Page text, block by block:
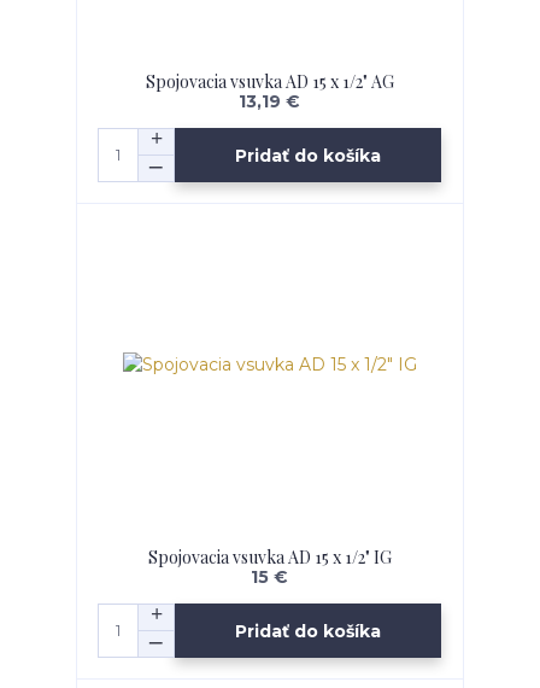
Spojovacia vsuvka AD 15 x 1/2" AG
13,19 €
Pridať do košíka
Spojovacia vsuvka AD 15 x 1/2" IG
15 €
Pridať do košíka